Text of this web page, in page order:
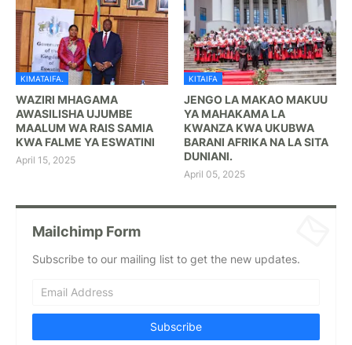
KIMATAIFA.
WAZIRI MHAGAMA
AWASILISHA UJUMBE
MAALUM WA RAIS SAMIA
KWA FALME YA ESWATINI
April 15, 2025
KITAIFA
JENGO LA MAKAO MAKUU
YA MAHAKAMA LA
KWANZA KWA UKUBWA
BARANI AFRIKA NA LA SITA
DUNIANI.
April 05, 2025
Mailchimp Form
Subscribe to our mailing list to get the new updates.